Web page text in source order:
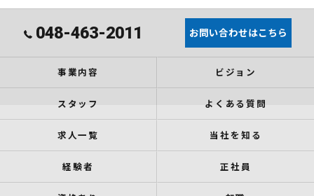
048-463-2011 お問い合わせはこちら
事業内容 ビジョン
スタッフ よくある質問
求人一覧 当社を知る
経験者 正社員